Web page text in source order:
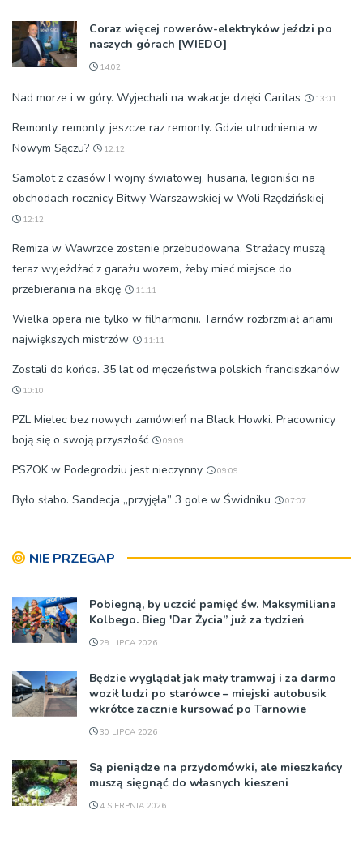
Coraz więcej rowerów-elektryków jeździ po
naszych górach [WIEDO]
14:02
Nad morze i w góry. Wyjechali na wakacje dzięki Caritas 13:01
Remonty, remonty, jeszcze raz remonty. Gdzie utrudnienia w
Nowym Sączu?
12:12
Samolot z czasów I wojny światowej, husaria, legioniści na
obchodach rocznicy Bitwy Warszawskiej w Woli Rzędzińskiej
12:12
Remiza w Wawrzce zostanie przebudowana. Strażacy muszą
teraz wyjeżdżać z garażu wozem, żeby mieć miejsce do
przebierania na akcję
11:11
Wielka opera nie tylko w filharmonii. Tarnów rozbrzmiał ariami
największych mistrzów
11:11
Zostali do końca. 35 lat od męczeństwa polskich franciszkanów
10:10
PZL Mielec bez nowych zamówień na Black Howki. Pracownicy
boją się o swoją przyszłość
09:09
PSZOK w Podegrodziu jest nieczynny 09:09
Było słabo. Sandecja „przyjęła” 3 gole w Świdniku 07:07
NIE PRZEGAP
Pobiegną, by uczcić pamięć św. Maksymiliana
Kolbego. Bieg 'Dar Życia” już za tydzień
29 LIPCA 2026
Będzie wyglądał jak mały tramwaj i za darmo
woził ludzi po starówce – miejski autobusik
wkrótce zacznie kursować po Tarnowie
30 LIPCA 2026
Są pieniądze na przydomówki, ale mieszkańcy
muszą sięgnąć do własnych kieszeni
4 SIERPNIA 2026